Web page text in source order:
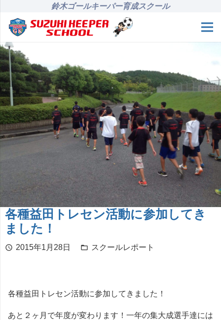
鈴木ゴールキーパー育成スクール
各種益田トレセン活動に参加してき
ました！
schedule 2015年1月28日 folder_open スクールレポート
各種益田トレセン活動に参加してきました！
あと２ヶ月で年度が変わります！一年の集大成選手達には